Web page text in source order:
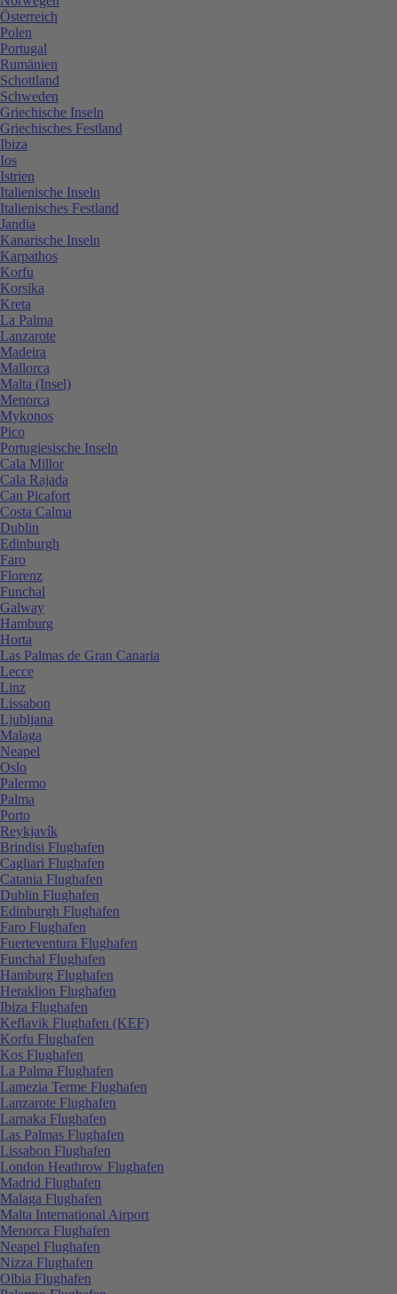
Österreich
Polen
Portugal
Rumänien
Schottland
Schweden
Griechische Inseln
Griechisches Festland
Ibiza
Ios
Istrien
Italienische Inseln
Italienisches Festland
Jandia
Kanarische Inseln
Karpathos
Korfu
Korsika
Kreta
La Palma
Lanzarote
Madeira
Mallorca
Malta (Insel)
Menorca
Mykonos
Pico
Portugiesische Inseln
Cala Millor
Cala Rajada
Can Picafort
Costa Calma
Dublin
Edinburgh
Faro
Florenz
Funchal
Galway
Hamburg
Horta
Las Palmas de Gran Canaria
Lecce
Linz
Lissabon
Ljubljana
Malaga
Neapel
Oslo
Palermo
Palma
Porto
Reykjavík
Brindisi Flughafen
Cagliari Flughafen
Catania Flughafen
Dublin Flughafen
Edinburgh Flughafen
Faro Flughafen
Fuerteventura Flughafen
Funchal Flughafen
Hamburg Flughafen
Heraklion Flughafen
Ibiza Flughafen
Keflavik Flughafen (KEF)
Korfu Flughafen
Kos Flughafen
La Palma Flughafen
Lamezia Terme Flughafen
Lanzarote Flughafen
Larnaka Flughafen
Las Palmas Flughafen
Lissabon Flughafen
London Heathrow Flughafen
Madrid Flughafen
Malaga Flughafen
Malta International Airport
Menorca Flughafen
Neapel Flughafen
Nizza Flughafen
Olbia Flughafen